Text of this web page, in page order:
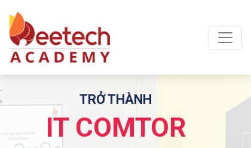
IT COMTOR
IT COMTOR
TRỞ THÀNH